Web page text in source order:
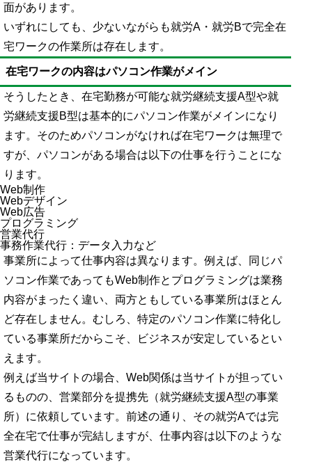
面があります。
いずれにしても、少ないながらも就労A・就労Bで完全在
宅ワークの作業所は存在します。
在宅ワークの内容はパソコン作業がメイン
そうしたとき、在宅勤務が可能な就労継続支援A型や就
労継続支援B型は基本的にパソコン作業がメインになり
ます。そのためパソコンがなければ在宅ワークは無理で
すが、パソコンがある場合は以下の仕事を行うことにな
ります。
Web制作
Webデザイン
Web広告
プログラミング
営業代行
事務作業代行：データ入力など
事業所によって仕事内容は異なります。例えば、同じパ
ソコン作業であってもWeb制作とプログラミングは業務
内容がまったく違い、両方ともしている事業所はほとん
ど存在しません。むしろ、特定のパソコン作業に特化し
ている事業所だからこそ、ビジネスが安定しているとい
えます。
例えば当サイトの場合、Web関係は当サイトが担ってい
るものの、営業部分を提携先（就労継続支援A型の事業
所）に依頼しています。前述の通り、その就労Aでは完
全在宅で仕事が完結しますが、仕事内容は以下のような
営業代行になっています。